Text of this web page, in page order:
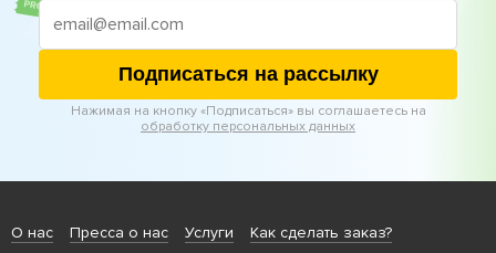
Подписаться на рассылку
Нажимая на кнопку «Подписаться» вы соглашаетесь на
обработку персональных данных
О нас Пресса о нас Услуги
Как сделать заказ?